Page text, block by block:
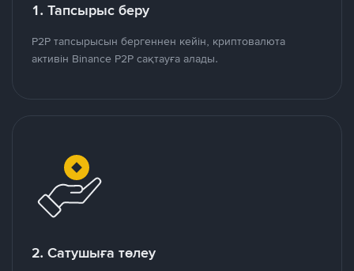
1. Тапсырыс беру
P2P тапсырысын бергеннен кейін, криптовалюта
активін Binance P2P сақтауға алады.
2. Сатушыға төлеу